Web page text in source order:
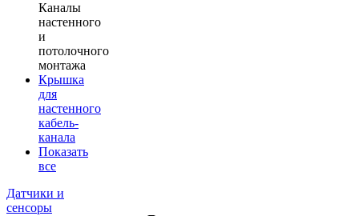
Каналы
настенного
и
потолочного
монтажа
Крышка
для
настенного
кабель-
канала
Показать
все
Датчики и
сенсоры